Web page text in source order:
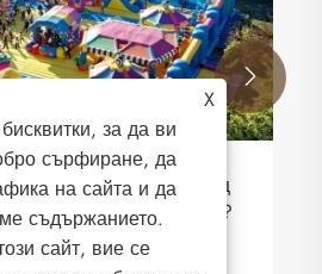

X
за да ви
сърфиране, да
на сайта и да
съдържанието.
сайт, вие се